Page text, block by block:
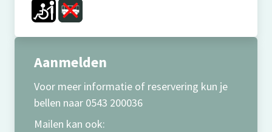
Aanmelden
Voor meer informatie of reservering kun je
bellen naar 0543 200036
Mailen kan ook: